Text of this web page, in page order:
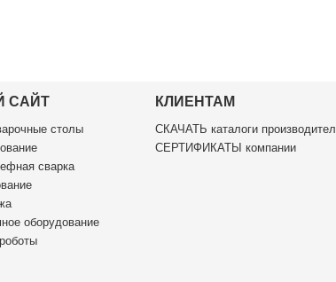
САЙТ
столы
сварка
оборудование
КЛИЕНТАМ
СКАЧАТЬ каталоги
СЕРТИФИКАТЫ компании